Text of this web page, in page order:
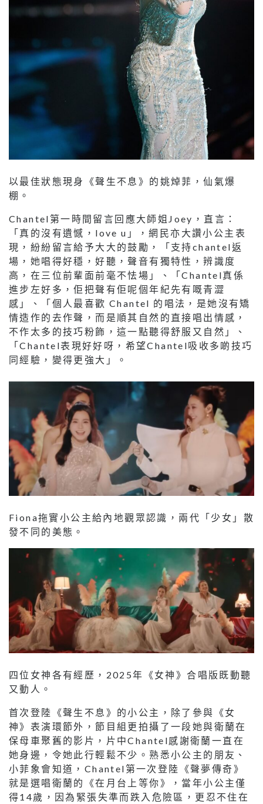
以最佳狀態現身《聲生不息》的姚焯菲，仙氣爆
棚。
Chantel第一時間留言回應大師姐Joey，直言：
「真的沒有遺憾，love u」，網民亦大讚小公主表
現，紛紛留言給予大大的鼓勵，「支持chantel返
場，她唱得好穩，好聽，聲音有獨特性，辨識度
高，在三位前輩面前毫不怯場」、「Chantel真係
進步左好多，佢把聲有佢呢個年紀先有嘅青澀
感」、「個人最喜歡 Chantel 的唱法，是她沒有矯
情造作的去作聲，而是順其自然的直接唱出情感，
不作太多的技巧粉飾，這一點聽得舒服又自然」、
「Chantel表現好好呀，希望Chantel吸收多啲技巧
同經驗，變得更強大」。
Fiona拖實小公主給內地觀眾認識，兩代「少女」散
發不同的美態。
四位女神各有經歷，2025年《女神》合唱版既動聽
又動人。
首次登陸《聲生不息》的小公主，除了參與《女
神》表演環節外，節目組更拍攝了一段她與衛蘭在
保母車聚舊的影片，片中Chantel感謝衛蘭一直在
她身邊，令她此行輕鬆不少。熟悉小公主的朋友、
小菲象會知道，Chantel第一次登陸《聲夢傳奇》
就是選唱衛蘭的《在月台上等你》，當年小公主僅
得14歲，因為緊張失準而跌入危險區，更忍不住在